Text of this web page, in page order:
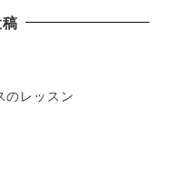
のレッスン